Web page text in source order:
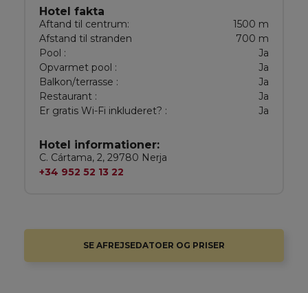
Hotel fakta
Aftand til centrum:
1500 m
Afstand til stranden
700 m
Pool :
Ja
Opvarmet pool :
Ja
Balkon/terrasse :
Ja
Restaurant :
Ja
Er gratis Wi-Fi inkluderet? :
Ja
Hotel informationer:
C. Cártama, 2, 29780 Nerja
+34 952 52 13 22
SE AFREJSEDATOER OG PRISER